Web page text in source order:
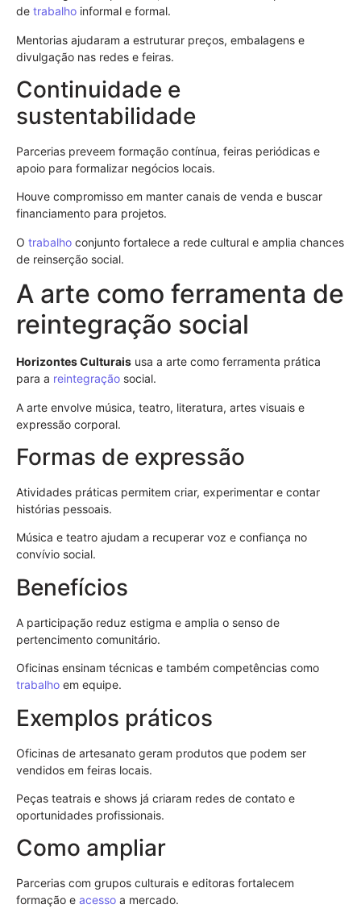
de trabalho informal e formal.
Mentorias ajudaram a estruturar preços, embalagens e
divulgação nas redes e feiras.
Continuidade e
sustentabilidade
Parcerias preveem formação contínua, feiras periódicas e
apoio para formalizar negócios locais.
Houve compromisso em manter canais de venda e buscar
financiamento para projetos.
O trabalho conjunto fortalece a rede cultural e amplia chances
de reinserção social.
A arte como ferramenta de
reintegração social
Horizontes Culturais usa a arte como ferramenta prática
para a reintegração social.
A arte envolve música, teatro, literatura, artes visuais e
expressão corporal.
Formas de expressão
Atividades práticas permitem criar, experimentar e contar
histórias pessoais.
Música e teatro ajudam a recuperar voz e confiança no
convívio social.
Benefícios
A participação reduz estigma e amplia o senso de
pertencimento comunitário.
Oficinas ensinam técnicas e também competências como
trabalho em equipe.
Exemplos práticos
Oficinas de artesanato geram produtos que podem ser
vendidos em feiras locais.
Peças teatrais e shows já criaram redes de contato e
oportunidades profissionais.
Como ampliar
Parcerias com grupos culturais e editoras fortalecem
formação e acesso a mercado.